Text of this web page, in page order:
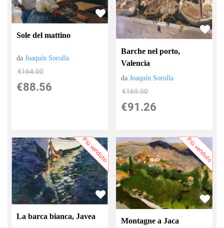
Sole del mattino
daJoaquín Sorolla
€164.00
€88.56
Barche nel porto,
Valencia
daJoaquín Sorolla
€169.00
€91.26
Più venduto
La barca bianca, Javea
Più venduto
Montagne a Jaca